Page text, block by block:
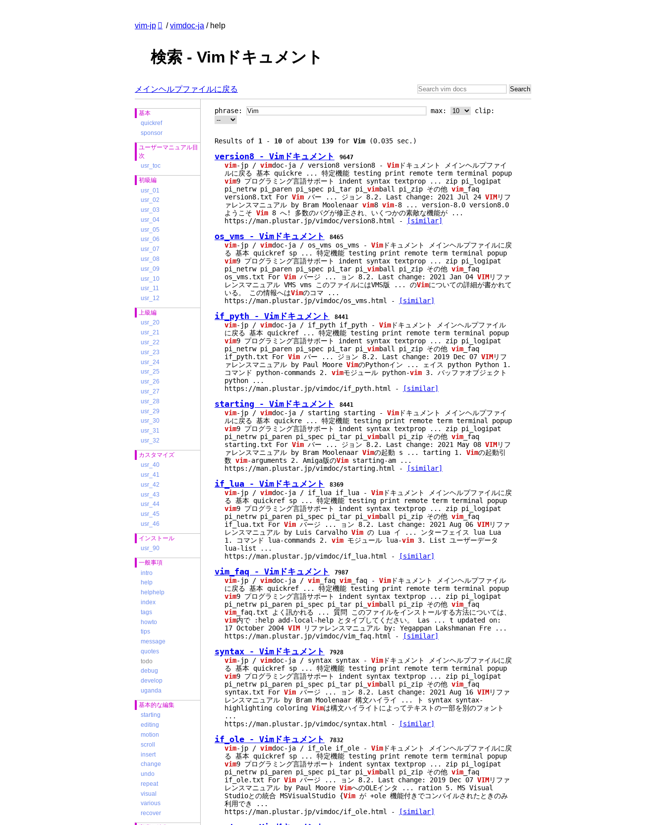
vim-jp /vimdoc-ja / help
検索 - Vimドキュメント
メインヘルプファイルに戻る
基本
quickref
sponsor
ユーザーマニュアル目
次
usr_toc
初級編
usr_01
usr_02
usr_03
usr_04
usr_05
usr_06
usr_07
usr_08
usr_09
usr_10
usr_11
usr_12
上級編
usr_20
usr_21
usr_22
usr_23
usr_24
usr_25
usr_26
usr_27
usr_28
usr_29
usr_30
usr_31
usr_32
カスタマイズ
usr_40
usr_41
usr_42
usr_43
usr_44
usr_45
usr_46
インストール
usr_90
一般事項
intro
help
helphelp
index
tags
howto
tips
message
quotes
todo
debug
develop
uganda
基本的な編集
starting
editing
motion
scroll
insert
change
undo
repeat
visual
various
recover
phrase: max: clip:
Results of 1 - 10 of about 139 for Vim (0.035 sec.)
version8 - Vimドキュメント 9647
vim-jp / vimdoc-ja / version8 version8 - Vim ドキュメント メインヘルプファイ
ルに戻る 基本 quickre
...
特定機能 testing print remote term terminal popup
vim9 プログラミング言語サポート indent syntax textprop ...
zip pi_logipat
pi_netrw pi_paren pi_spec pi_tar pi_ vimball pi_zip その他 vim _faq
version8.txt For Vim バー ... ジョン 8.2. Last change: 2021 Jul 24 VIMリフ
ァレンスマニュアル by Bram Moolenaar vim8 vim-8 ...
version-8.0 version8.0
ようこそ Vim 8 へ! 多数のバグが修正され、いくつかの素敵な機能が
...
https://man.plustar.jp/vimdoc/version8.html
- [similar]
os_vms - Vimドキュメント 8465
vim-jp / vimdoc-ja / os_vms os_vms - Vim ドキュメント メインヘルプファイルに戻
る 基本 quickref sp
...
特定機能 testing print remote term terminal popup
vim9 プログラミング言語サポート indent syntax textprop ...
zip pi_logipat
pi_netrw pi_paren pi_spec pi_tar pi_ vimball pi_zip その他 vim _faq
os_vms.txt For Vim バージ ... ョン 8.2. Last change: 2021 Jan 04 VIMリファ
レンスマニュアル VMS vms このファイルにはVMS版
... のVimについての詳細が書かれて
いる。 この情報へはVimのコマ
...
https://man.plustar.jp/vimdoc/os_vms.html
- [similar]
if_pyth - Vimドキュメント 8441
vim-jp / vimdoc-ja / if_pyth if_pyth - Vim ドキュメント メインヘルプファイル
に戻る 基本 quickref
...
特定機能 testing print remote term terminal popup
vim9 プログラミング言語サポート indent syntax textprop ...
zip pi_logipat
pi_netrw pi_paren pi_spec pi_tar pi_ vimball pi_zip その他 vim _faq
if_pyth.txt For Vim バー ... ジョン 8.2. Last change: 2019 Dec 07 VIMリフ
ァレンスマニュアル by Paul Moore VimのPythonイン ...
ェイス python Python 1.
コマンド python-commands 2. vimモジュール python-vim 3. バッファオブジェクト
python
...
https://man.plustar.jp/vimdoc/if_pyth.html
- [similar]
starting - Vimドキュメント 8441
vim-jp / vimdoc-ja / starting starting - Vim ドキュメント メインヘルプファイ
ルに戻る 基本 quickre
...
特定機能 testing print remote term terminal popup
vim9 プログラミング言語サポート indent syntax textprop ...
zip pi_logipat
pi_netrw pi_paren pi_spec pi_tar pi_ vimball pi_zip その他 vim _faq
starting.txt For Vim バー ... ジョン 8.2. Last change: 2021 May 08 VIMリフ
ァレンスマニュアル by Bram Moolenaar Vimの起動 s ... tarting 1. Vimの起動引
数 vim-arguments 2. Amiga版のVim starting-am
...
https://man.plustar.jp/vimdoc/starting.html
- [similar]
if_lua - Vimドキュメント 8369
vim-jp / vimdoc-ja / if_lua if_lua - Vim ドキュメント メインヘルプファイルに戻
る 基本 quickref sp
...
特定機能 testing print remote term terminal popup
vim9 プログラミング言語サポート indent syntax textprop ...
zip pi_logipat
pi_netrw pi_paren pi_spec pi_tar pi_ vimball pi_zip その他 vim _faq
if_lua.txt For Vim バージ ... ョン 8.2. Last change: 2021 Aug 06 VIMリファ
レンスマニュアル by Luis Carvalho Vim の Lua イ ...
ンターフェイス lua Lua
1. コマンド lua-commands 2. vim モジュール lua-vim 3. List ユーザーデータ
lua-list
...
https://man.plustar.jp/vimdoc/if_lua.html
- [similar]
vim_faq - Vimドキュメント 7987
vim-jp / vimdoc-ja / vim _faq vim _faq - Vim ドキュメント メインヘルプファイル
に戻る 基本 quickref
...
特定機能 testing print remote term terminal popup
vim9 プログラミング言語サポート indent syntax textprop ...
zip pi_logipat
pi_netrw pi_paren pi_spec pi_tar pi_ vimball pi_zip その他 vim _faq
vim _faq.txt よく訊かれる ...
質問 このファイルをインストールする方法については、
vim内で :help add-local-help とタイプしてください。 Las ...
t updated on:
17 October 2004 VIM リファレンスマニュアル by: Yegappan Lakshmanan Fre
...
https://man.plustar.jp/vimdoc/vim_faq.html
- [similar]
syntax - Vimドキュメント 7928
vim-jp / vimdoc-ja / syntax syntax - Vim ドキュメント メインヘルプファイルに戻
る 基本 quickref sp
...
特定機能 testing print remote term terminal popup
vim9 プログラミング言語サポート indent syntax textprop ...
zip pi_logipat
pi_netrw pi_paren pi_spec pi_tar pi_ vimball pi_zip その他 vim _faq
syntax.txt For Vim バージ ... ョン 8.2. Last change: 2021 Aug 16 VIMリファ
レンスマニュアル by Bram Moolenaar 構文ハイライ
...
ト syntax syntax-
highlighting coloring Vimは構文ハイライトによってテキストの一部を別のフォント
...
https://man.plustar.jp/vimdoc/syntax.html
- [similar]
if_ole - Vimドキュメント 7832
vim-jp / vimdoc-ja / if_ole if_ole - Vim ドキュメント メインヘルプファイルに戻
る 基本 quickref sp
...
特定機能 testing print remote term terminal popup
vim9 プログラミング言語サポート indent syntax textprop ...
zip pi_logipat
pi_netrw pi_paren pi_spec pi_tar pi_ vimball pi_zip その他 vim _faq
if_ole.txt For Vim バージ ... ョン 8.2. Last change: 2019 Dec 07 VIMリファ
レンスマニュアル by Paul Moore VimへのOLEインタ ...
ration 5. MS Visual
Studioとの統合 MSVisualStudio {Vim が +ole 機能付きでコンパイルされたときのみ
利用でき
...
https://man.plustar.jp/vimdoc/if_ole.html
- [similar]